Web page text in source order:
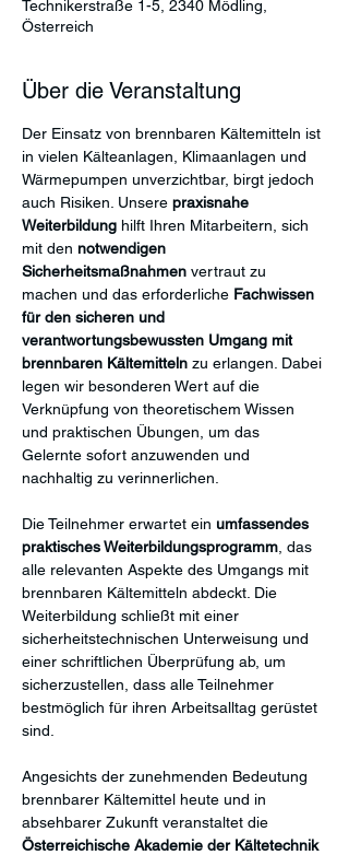
Technikerstraße 1-5, 2340 Mödling,
Österreich
Über die Veranstaltung
Der Einsatz von brennbaren Kältemitteln ist
in vielen Kälteanlagen, Klimaanlagen und
Wärmepumpen unverzichtbar, birgt jedoch
auch Risiken. Unsere praxisnahe
Weiterbildung hilft Ihren Mitarbeitern, sich
mit den notwendigen
Sicherheitsmaßnahmen vertraut zu
machen und das erforderliche Fachwissen
für den sicheren und
verantwortungsbewussten Umgang mit
brennbaren Kältemitteln zu erlangen. Dabei
legen wir besonderen Wert auf die
Verknüpfung von theoretischem Wissen
und praktischen Übungen, um das
Gelernte sofort anzuwenden und
nachhaltig zu verinnerlichen.
Die Teilnehmer erwartet ein umfassendes
praktisches Weiterbildungsprogramm , das
alle relevanten Aspekte des Umgangs mit
brennbaren Kältemitteln abdeckt. Die
Weiterbildung schließt mit einer
sicherheitstechnischen Unterweisung und
einer schriftlichen Überprüfung ab, um
sicherzustellen, dass alle Teilnehmer
bestmöglich für ihren Arbeitsalltag gerüstet
sind.
Angesichts der zunehmenden Bedeutung
brennbarer Kältemittel heute und in
absehbarer Zukunft veranstaltet die
Österreichische Akademie der Kältetechnik